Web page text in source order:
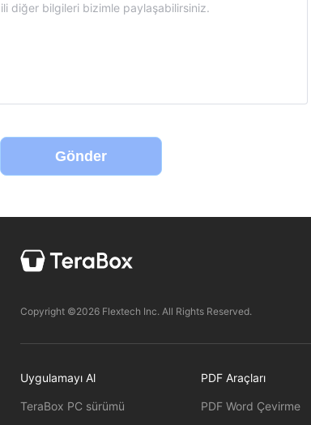
Gönder
Copyright ©2026 Flextech Inc. All Rights Reserved.
Uygulamayı Al
TeraBox PC sürümü
PDF Araçları
PDF Word Çevirme